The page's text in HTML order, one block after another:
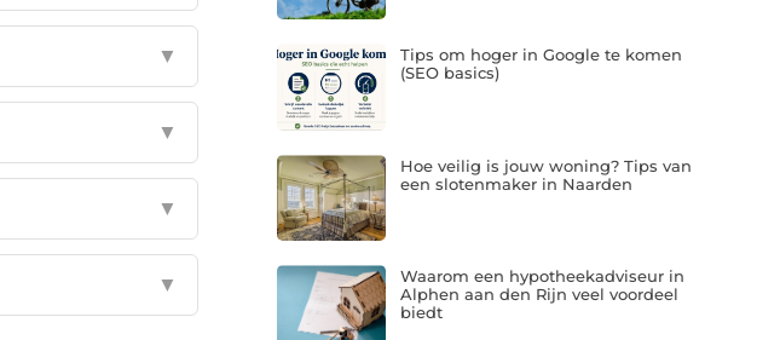
▼
▼
▼
▼
Tips om hoger in Google te komen
(SEO basics)
Hoe veilig is jouw woning? Tips van
een slotenmaker in Naarden
Waarom een hypotheekadviseur in
Alphen aan den Rijn veel voordeel
biedt